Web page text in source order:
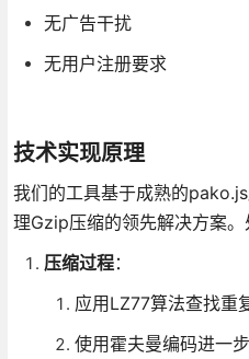
无广告干扰
无用户注册要求
技术实现原理
我们的工具基于成熟的
理Gzip压缩的领先解决方案。
压缩过程：
应用LZ77算法查找重
使用霍夫曼编码进一